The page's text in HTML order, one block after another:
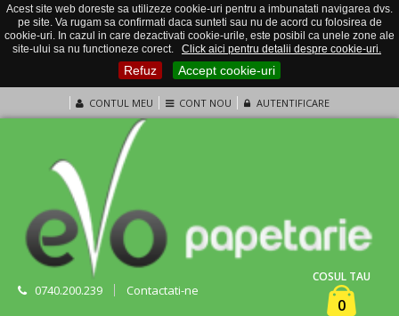
Acest site web doreste sa utilizeze cookie-uri pentru a imbunatati navigarea dvs.
pe site. Va rugam sa confirmati daca sunteti sau nu de acord cu folosirea de
cookie-uri. In cazul in care dezactivati cookie-urile, este posibil ca unele zone ale
site-ului sa nu functioneze corect.
Click aici pentru detalii despre cookie-uri.
Refuz Accept cookie-uri
CONTUL MEU CONT NOU AUTENTIFICARE
0740.200.239 Contactati-ne
COSUL TAU
0